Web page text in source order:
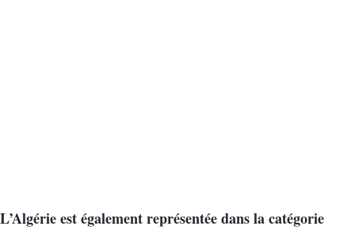
L’Algérie est également représentée dans la catégorie